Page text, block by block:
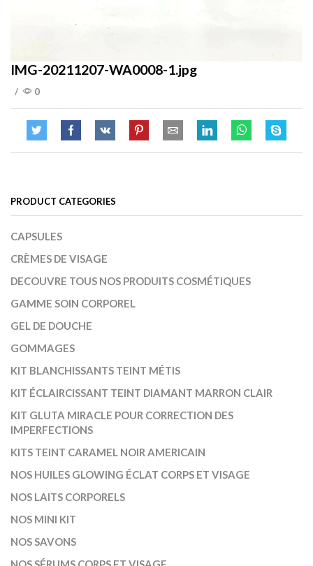
IMG-20211207-WA0008-1.jpg
/ 0
PRODUCT CATEGORIES
CAPSULES
CRÈMES DE VISAGE
DECOUVRE TOUS NOS PRODUITS COSMÉTIQUES
GAMME SOIN CORPOREL
GEL DE DOUCHE
GOMMAGES
KIT BLANCHISSANTS TEINT MÉTIS
KIT ÉCLAIRCISSANT TEINT DIAMANT MARRON CLAIR
KIT GLUTA MIRACLE POUR CORRECTION DES
IMPERFECTIONS
KITS TEINT CARAMEL NOIR AMERICAIN
NOS HUILES GLOWING ÉCLAT CORPS ET VISAGE
NOS LAITS CORPORELS
NOS MINI KIT
NOS SAVONS